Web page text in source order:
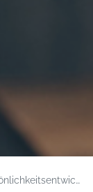
die Karriere erfolgreich gestalten